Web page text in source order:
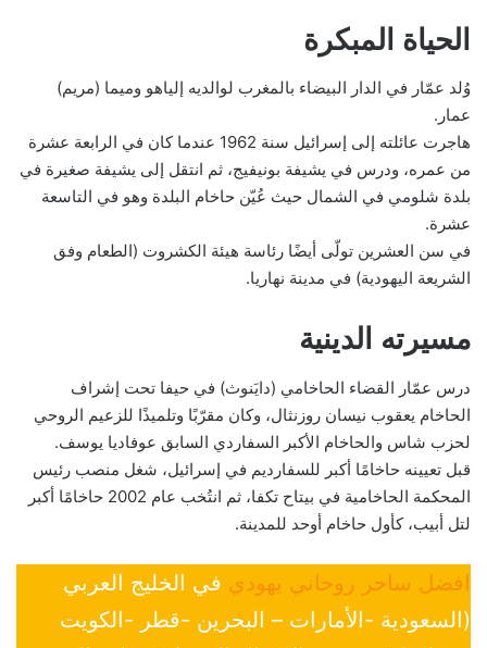
الحياة المبكرة
وُلد عمّار في الدار البيضاء بالمغرب لوالديه إلياهو وميما (مريم)
عمار.
هاجرت عائلته إلى إسرائيل سنة 1962 عندما كان في الرابعة عشرة
من عمره، ودرس في يشيفة بونيفيج، ثم انتقل إلى يشيفة صغيرة في
بلدة شلومي في الشمال حيث عُيّن حاخام البلدة وهو في التاسعة
عشرة.
في سن العشرين تولّى أيضًا رئاسة هيئة الكشروت (الطعام وفق
الشريعة اليهودية) في مدينة نهاريا.
مسيرته الدينية
درس عمّار القضاء الحاخامي (دايَنوث) في حيفا تحت إشراف
الحاخام يعقوب نيسان روزنثال، وكان مقرّبًا وتلميذًا للزعيم الروحي
لحزب شاس والحاخام الأكبر السفاردي السابق عوفاديا يوسف.
قبل تعيينه حاخامًا أكبر للسفارديم في إسرائيل، شغل منصب رئيس
المحكمة الحاخامية في بيتاح تكفا، ثم انتُخب عام 2002 حاخامًا أكبر
لتل أبيب، كأول حاخام أوحد للمدينة.
افضل ساحر روحاني يهودي في الخليج العربي
(السعودية -الأمارات – البحرين -قطر -الكويت